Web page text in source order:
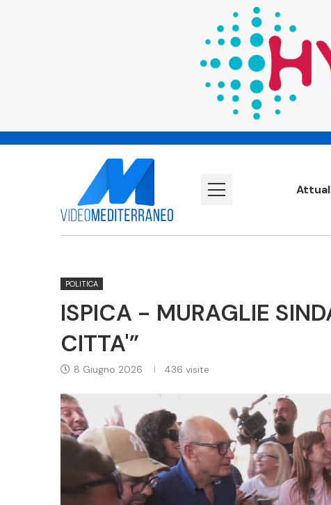
POLITICA
ISPICA - MURAGLIE
CITTA'”
8 Giugno 2026 436 visite